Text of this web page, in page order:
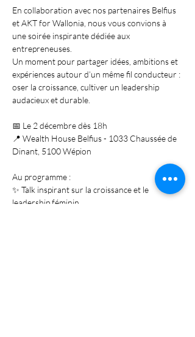
En collaboration avec nos partenaires Belfius
et AKT for Wallonia, nous vous convions à
une soirée inspirante dédiée aux
entrepreneuses.
Un moment pour partager idées, ambitions et
expériences autour d’un même fil conducteur :
oser la croissance, cultiver un leadership
audacieux et durable.
📅 Le 2 décembre dès 18h
📍 Wealth House Belfius - 1033 Chaussée de
Dinant, 5100 Wépion
Au programme :
✨ Talk inspirant sur la croissance et le
leadership féminin